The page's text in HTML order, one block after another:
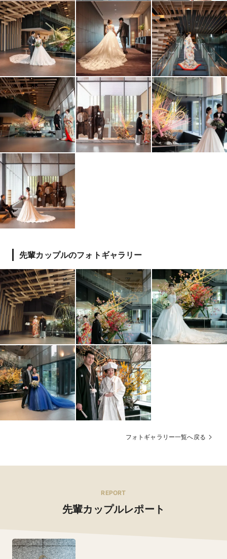
先輩カップルのフォトギャラリー
フォトギャラリー一覧へ戻る
REPORT
先輩カップルレポート